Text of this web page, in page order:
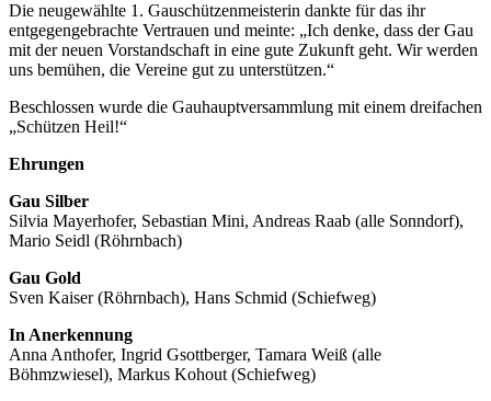
Die neugewählte 1. Gauschützenmeisterin dankte für das ihr
entgegengebrachte Vertrauen und meinte: „Ich denke, dass der Gau
mit der neuen Vorstandschaft in eine gute Zukunft geht. Wir werden
uns bemühen, die Vereine gut zu unterstützen.“
Beschlossen wurde die Gauhauptversammlung mit einem dreifachen
„Schützen Heil!“
Ehrungen
Gau Silber
Silvia Mayerhofer, Sebastian Mini, Andreas Raab (alle Sonndorf),
Mario Seidl (Röhrnbach)
Gau Gold
Sven Kaiser (Röhrnbach), Hans Schmid (Schiefweg)
In Anerkennung
Anna Anthofer, Ingrid Gsottberger, Tamara Weiß (alle
Böhmzwiesel), Markus Kohout (Schiefweg)